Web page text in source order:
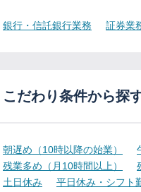
銀行・信託銀行業務 証券業
こだわり条件から探
朝遅め（10時以降の始業）
残業多め（月10時間以上）
土日休み
平日休み・シフト